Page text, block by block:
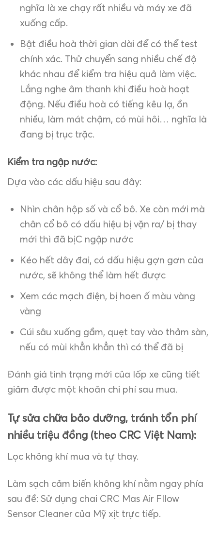
nghĩa là xe chạy rất nhiều và máy xe đã
xuống cấp.
Bật điều hoà thời gian dài để có thể test
chính xác. Thử chuyển sang nhiều chế độ
khác nhau để kiểm tra hiệu quả làm việc.
Lắng nghe âm thanh khi điều hoà hoạt
động. Nếu điều hoà có tiếng kêu lạ, ồn
nhiều, làm mát chậm, có mùi hôi… nghĩa là
đang bị trục trặc.
Kiểm tra ngập nước:
Dựa vào các dấu hiệu sau đây:
Nhìn chân hộp số và cổ bô. Xe còn mới mà
chân cổ bô có dấu hiệu bị vặn ra/ bị thay
mới thì đã bịC ngập nước
Kéo hết dây đai, có dấu hiệu gợn gơn của
nước, sẽ không thể làm hết được
Xem các mạch điện, bị hoen ố màu vàng
vàng
Cúi sâu xuống gầm, quẹt tay vào thảm sàn,
nếu có mùi khẳn khẳn thì có thể đã bị
Đánh giá tình trạng mới của lốp xe cũng tiết
giảm được một khoản chi phí sau mua.
Tự sửa chữa bảo dưỡng, tránh tổn phí
nhiều triệu đồng (theo CRC Việt Nam):
Lọc không khí mua và tự thay.
Làm sạch cảm biến không khí nằm ngay phía
sau đề: Sử dụng chai CRC Mas Air Fllow
Sensor Cleaner của Mỹ xịt trực tiếp.